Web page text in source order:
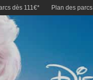
dès 111€* Plan des parcs